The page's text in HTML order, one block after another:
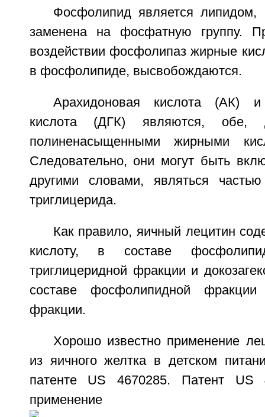
Фосфолипид является липидом,
заменена на фосфатную группу.
воздействии фосфолипаз жирные
в фосфолипиде, высвобождаются.
Арахидоновая кислота (АК) и
кислота (ДГК) являются, обе,
полиненасыщенными жирными
Следовательно, они могут быть
другими словами, являться
триглицерида.
Как правило, яичный лецитин
кислоту, в составе
триглицеридной фракции и
составе фосфолипидной фракции
фракции.
Хорошо известно применение
из яичного желтка в детском
патенте US 4670285. Патент US
применение